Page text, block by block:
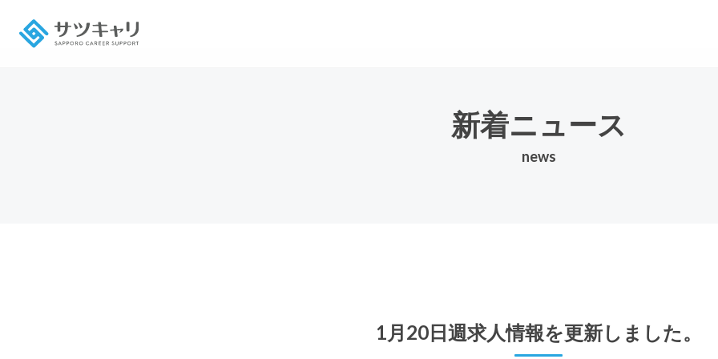
新着ニュース
news
1月20日週求人情報を更新しました。